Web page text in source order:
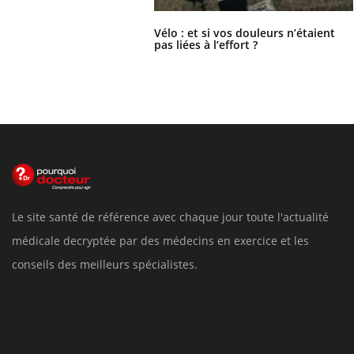
Vélo : et si vos douleurs n’étaient
pas liées à l’effort ?
Le site santé de référence avec chaque jour toute l'actualité
médicale decryptée par des médecins en exercice et les
conseils des meilleurs spécialistes.